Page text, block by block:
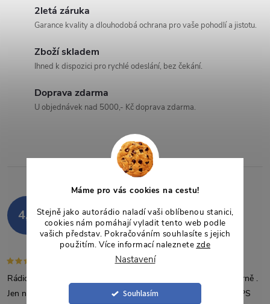
Máme pro vás cookies na cestu!
Stejně jako autorádio naladí vaši oblíbenou stanici,
cookies nám pomáhají vyladit tento web podle
vašich představ. Pokračováním souhlasíte s jejich
použitím. Více informací naleznete zde
Nastavení
Souhlasím
v
k
v
ý
2letá záruka
Garance kvality a dlouhodobá ochrana pro vaše pohodlí a jistotu.
Zboží skladem
Ihned k dispozici pro rychlé odeslání, bez čekání.
Doprava zdarma
U objednávek nad 5000,- Kč doprava zdarma.
4,9 Hodnocení zákazníků
850 hodnocení
Zobrazit recenze
Rádio nám druhý měsíc a naprostá spokojenost , funguje výborně .
Jen nepřehrává některé formáty souborů hudebních i video . GPS